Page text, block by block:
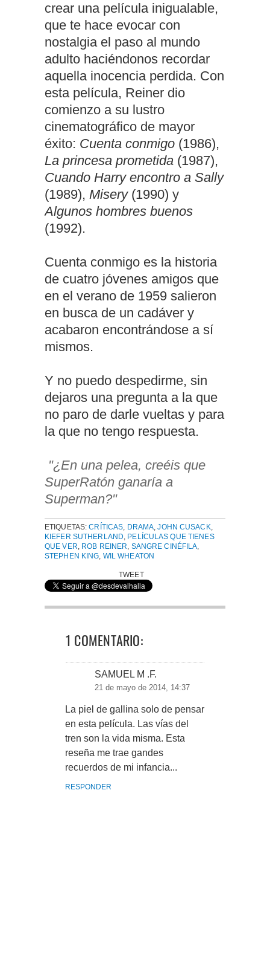
crear una película inigualable,
que te hace evocar con
nostalgia el paso al mundo
adulto haciéndonos recordar
aquella inocencia perdida. Con
esta película, Reiner dio
comienzo a su lustro
cinematográfico de mayor
éxito: Cuenta conmigo (1986),
La princesa prometida (1987),
Cuando Harry encontro a Sally
(1989), Misery (1990) y
Algunos hombres buenos
(1992).
Cuenta conmigo es la historia
de cuatro jóvenes amigos que
en el verano de 1959 salieron
en busca de un cadáver y
acabaron encontrándose a sí
mismos.
Y no puedo despedirme, sin
dejaros una pregunta a la que
no paro de darle vueltas y para
la que no tengo respuesta.
"¿En una pelea, creéis que
SuperRatón ganaría a
Superman?"
ETIQUETAS:CRÍTICAS DRAMA ,JOHN CUSACK
KIEFER SUTHERLAND PELÍCULAS QUE TIENES
QUE VER ROB REINER SANGRE CINÉFILA
STEPHEN KING WIL WHEATON
TWEET
1 COMENTARIO:
SAMUEL M .F.
21 de mayo de 2014, 14:37
La piel de gallina solo de pensar
en esta película. Las vías del
tren son la vida misma. Esta
reseña me trae gandes
recuerdos de mi infancia...
RESPONDER